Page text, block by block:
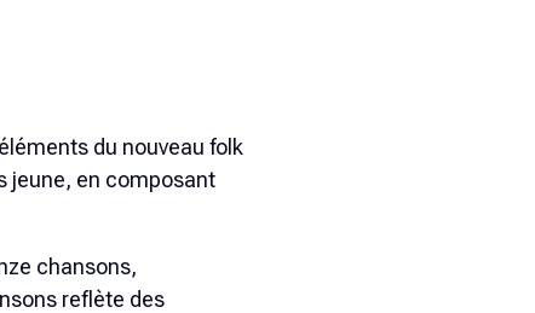
du nouveau folk
jeune, en composant
chansons,
reflète des